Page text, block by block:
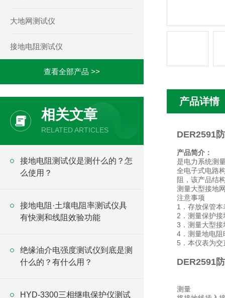
大地网测试仪
接地电阻测试仪
查看全部产品 >>
相关文章
RELATED ARTICLES
接地电阻测试仪是测什么的？怎
么使用？
接地电阻·土壤电阻率测试仪具
有快测和线阻效验功能
绝缘油介电强度测试仪到底是测
什么的？有什么用？
HYD-3300三相继电保护仪测试
产品详情
DER2591
产品简介：
是电力系统测
全电子式电路
阻，该产品结
测量大型接地
注意事项
1．存放保管
2．测量保护
3．测量大型
4．测量地电
5．本仪表为
DER2591
测量